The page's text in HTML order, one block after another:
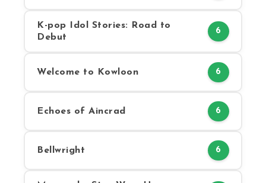
K-pop Idol Stories: Road to
Debut
6
Welcome to Kowloon 6
Echoes of Aincrad 6
Bellwright 6